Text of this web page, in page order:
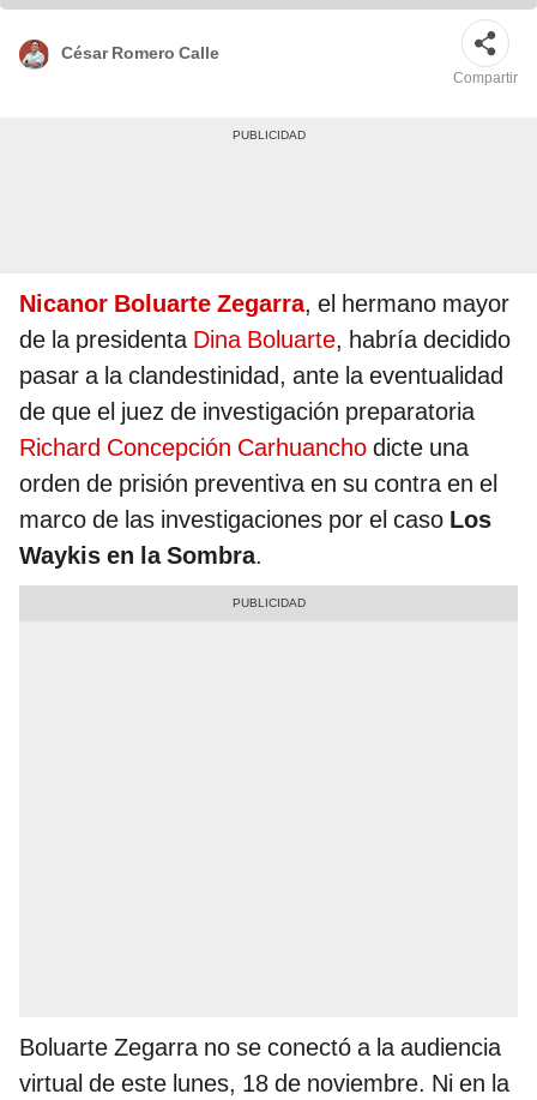
César Romero Calle
Compartir
Nicanor Boluarte Zegarra, el hermano mayor
de la presidenta Dina Boluarte, habría decidido
pasar a la clandestinidad, ante la eventualidad
de que el juez de investigación preparatoria
Richard Concepción Carhuancho dicte una
orden de prisión preventiva en su contra en el
marco de las investigaciones por el caso Los
Waykis en la Sombra.
Boluarte Zegarra no se conectó a la audiencia
virtual de este lunes, 18 de noviembre. Ni en la